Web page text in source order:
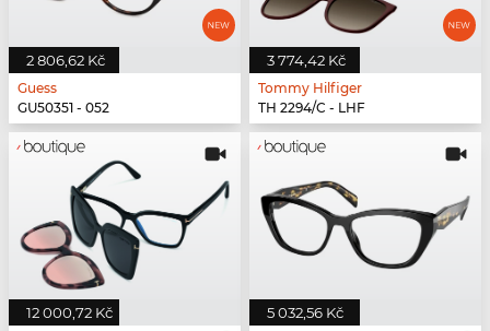
2 806,62 Kč
Guess
GU50351 - 052
3 774,42 Kč
Tommy Hilfiger
TH 2294/C - LHF
12 000,72 Kč 5 032,56 Kč